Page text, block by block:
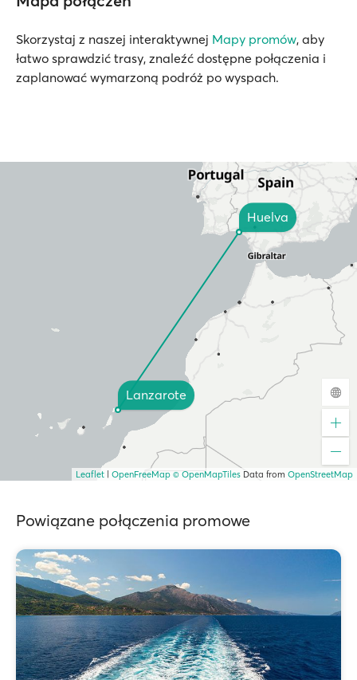
Skorzystaj z naszej interaktywnej Mapy promów, aby
łatwo sprawdzić trasy, znaleźć dostępne połączenia i
zaplanować wymarzoną podróż po wyspach.
Huelva
Lanzarote
Leaflet OpenFreeMap © OpenMapTiles Data from OpenStreetMap
Powiązane połączenia promowe